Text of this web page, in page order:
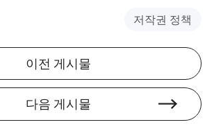
있는 트렌드와 시끄러운 주를 구분합
지 않지만, 함께 보면 주의가 행동으로
손님, 해변, 직장 등 실제 행사와 가방 모
검색.
장치, 스트랩 편안함, 청소, 가방이 서 있
언급하는 리뷰.
인 룩을 변화시키는 아웃핏 포스트, 경
저작권 정책
이전 게시물
다음 게시물